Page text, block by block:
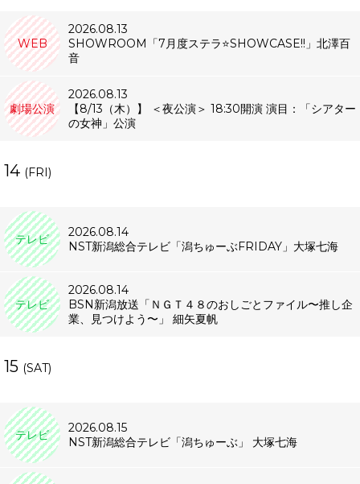
WEB
2026.08.13
SHOWROOM「7月度ステラ⭐️SHOWCASE!!」北澤百
音
劇場公演
2026.08.13
【8/13（木）】 ＜夜公演＞ 18:30開演 演目：「シアター
の女神」公演
14 (FRI)
テレビ
2026.08.14
NST新潟総合テレビ「潟ちゅーぶFRIDAY」大塚七海
テレビ
2026.08.14
BSN新潟放送「ＮＧＴ４８のおしごとファイル〜推し企
業、見つけよう〜」 細矢夏帆
15 (SAT)
テレビ
2026.08.15
NST新潟総合テレビ「潟ちゅーぶ」 大塚七海